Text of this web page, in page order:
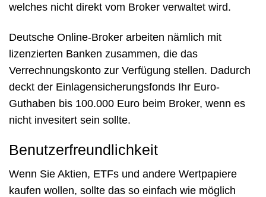
welches nicht direkt vom Broker verwaltet wird.
Deutsche Online-Broker arbeiten nämlich mit
lizenzierten Banken zusammen, die das
Verrechnungskonto zur Verfügung stellen. Dadurch
deckt der Einlagensicherungsfonds Ihr Euro-
Guthaben bis 100.000 Euro beim Broker, wenn es
nicht invesitert sein sollte.
Benutzerfreundlichkeit
Wenn Sie Aktien, ETFs und andere Wertpapiere
kaufen wollen, sollte das so einfach wie möglich